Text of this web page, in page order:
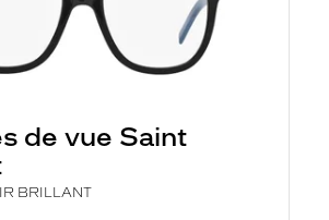
de vue Saint
BRILLANT